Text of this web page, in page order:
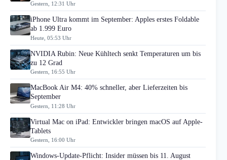
Gestern, 12:31 Uhr
iPhone Ultra kommt im September: Apples erstes Foldable
ab 1.999 Euro
Heute, 05:53 Uhr
NVIDIA Rubin: Neue Kühltech senkt Temperaturen um bis
zu 12 Grad
Gestern, 16:55 Uhr
MacBook Air M4: 40% schneller, aber Lieferzeiten bis
September
Gestern, 11:28 Uhr
Virtual Mac on iPad: Entwickler bringen macOS auf Apple-
Tablets
Gestern, 16:00 Uhr
Windows-Update-Pflicht: Insider müssen bis 11. August